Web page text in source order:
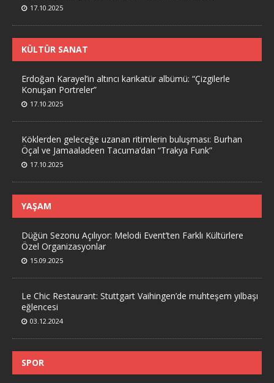
17.10.2025
KÜLTÜR SANAT
Erdoğan Karayel’in altıncı karikatür albümü: “Çizgilerle
Konuşan Portreler”
17.10.2025
Köklerden geleceğe uzanan ritimlerin buluşması: Burhan
Öçal ve Jamaaladeen Tacuma’dan “Trakya Funk”
17.10.2025
YAŞAM
Düğün Sezonu Açılıyor: Melodi Event’ten Farklı Kültürlere
Özel Organizasyonlar
15.09.2025
Le Chic Restaurant: Stuttgart Vaihingen’de muhteşem yılbaşı
eğlencesi
03.12.2024
SPOR